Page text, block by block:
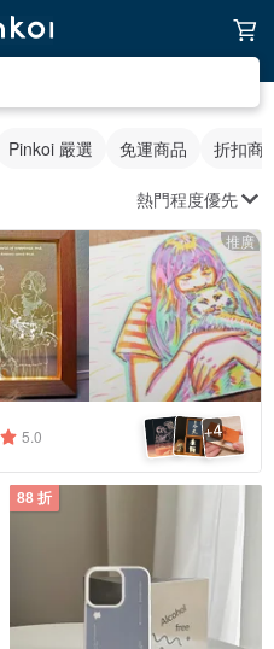
Pinkoi 嚴選 免運商品 折扣商
熱門程度優先
推廣
5.0 +4
88 折